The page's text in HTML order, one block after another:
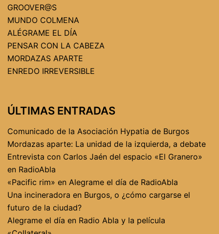
GROOVER@S
MUNDO COLMENA
ALÉGRAME EL DÍA
PENSAR CON LA CABEZA
MORDAZAS APARTE
ENREDO IRREVERSIBLE
ÚLTIMAS ENTRADAS
Comunicado de la Asociación Hypatia de Burgos
Mordazas aparte: La unidad de la izquierda, a debate
Entrevista con Carlos Jaén del espacio «El Granero»
en RadioAbla
«Pacific rim» en Alegrame el día de RadioAbla
Una incineradora en Burgos, o ¿cómo cargarse el
futuro de la ciudad?
Alegrame el día en Radio Abla y la película